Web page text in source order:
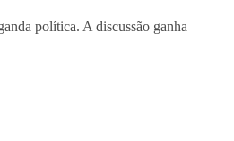
política. A discussão ganha